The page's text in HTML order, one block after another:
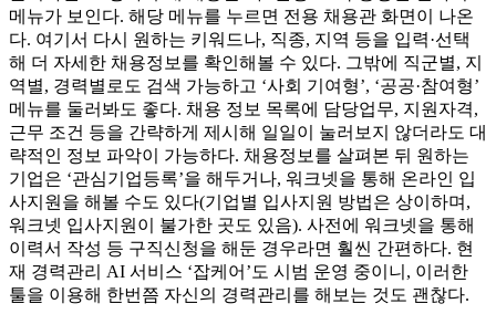
메뉴가 보인다. 해당 메뉴를 누르면 전용 채용관 화면이 나온
다. 여기서 다시 원하는 키워드나, 직종, 지역 등을 입력·선택
해 더 자세한 채용정보를 확인해볼 수 있다. 그밖에 직군별, 지
역별, 경력별로도 검색 가능하고 ‘사회 기여형’, ‘공공·참여형’
메뉴를 둘러봐도 좋다. 채용 정보 목록에 담당업무, 지원자격,
근무 조건 등을 간략하게 제시해 일일이 눌러보지 않더라도 대
략적인 정보 파악이 가능하다. 채용정보를 살펴본 뒤 원하는
기업은 ‘관심기업등록’을 해두거나, 워크넷을 통해 온라인 입
사지원을 해볼 수도 있다(기업별 입사지원 방법은 상이하며,
워크넷 입사지원이 불가한 곳도 있음). 사전에 워크넷을 통해
이력서 작성 등 구직신청을 해둔 경우라면 훨씬 간편하다. 현
재 경력관리 AI 서비스 ‘잡케어’도 시범 운영 중이니, 이러한
툴을 이용해 한번쯤 자신의 경력관리를 해보는 것도 괜찮다.